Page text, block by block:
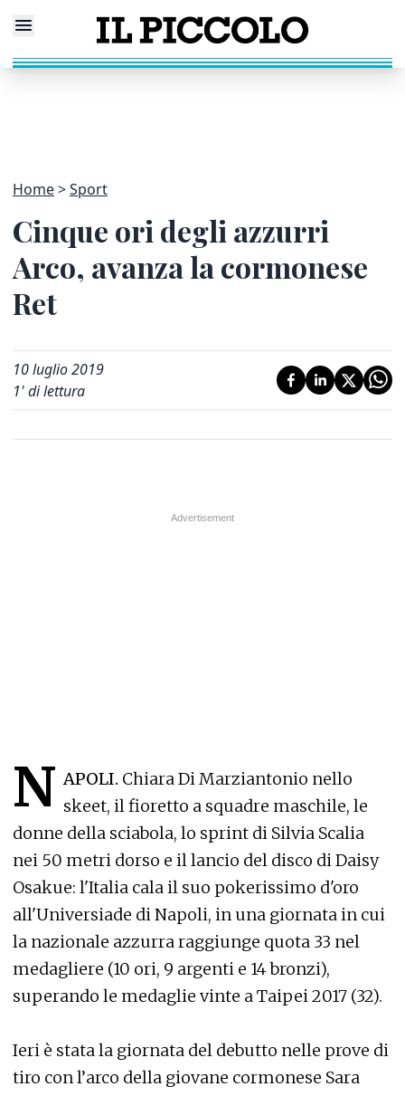
Home Sport
Cinque ori degli azzurri
Arco, avanza la cormonese
Ret
10 luglio 2019
1' di lettura
N APOLI. Chiara Di Marziantonio nello
skeet, il fioretto a squadre maschile, le
donne della sciabola, lo sprint di Silvia Scalia
nei 50 metri dorso e il lancio del disco di Daisy
Osakue: l'Italia cala il suo pokerissimo d'oro
all'Universiade di Napoli, in una giornata in cui
la nazionale azzurra raggiunge quota 33 nel
medagliere (10 ori, 9 argenti e 14 bronzi),
superando le medaglie vinte a Taipei 2017 (32).
Ieri è stata la giornata del debutto nelle prove di
tiro con l’arco della giovane cormonese Sara